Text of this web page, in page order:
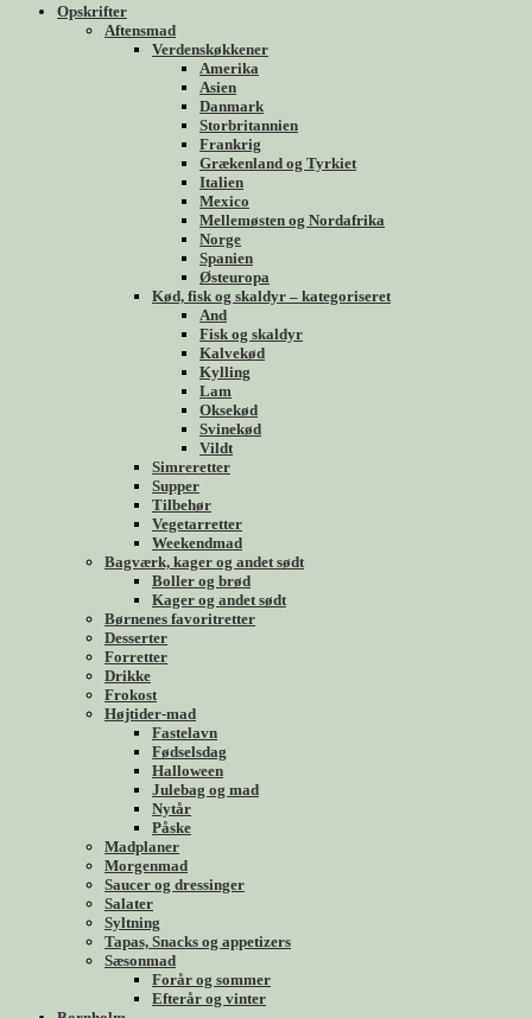
Opskrifter
Aftensmad
Verdenskøkkener
Amerika
Asien
Danmark
Storbritannien
Frankrig
Grækenland og Tyrkiet
Italien
Mexico
Mellemøsten og Nordafrika
Norge
Spanien
Østeuropa
Kød, fisk og skaldyr – kategoriseret
And
Fisk og skaldyr
Kalvekød
Kylling
Lam
Oksekød
Svinekød
Vildt
Simreretter
Supper
Tilbehør
Vegetarretter
Weekendmad
Bagværk, kager og andet sødt
Boller og brød
Kager og andet sødt
Børnenes favoritretter
Desserter
Forretter
Drikke
Frokost
Højtider-mad
Fastelavn
Fødselsdag
Halloween
Julebag og mad
Nytår
Påske
Madplaner
Morgenmad
Saucer og dressinger
Salater
Syltning
Tapas, Snacks og appetizers
Sæsonmad
Forår og sommer
Efterår og vinter